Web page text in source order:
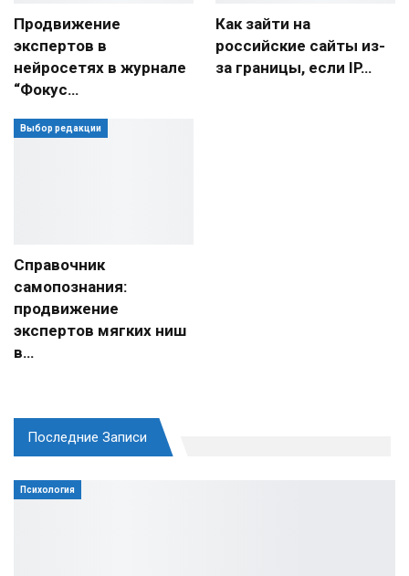
Продвижение
экспертов в
нейросетях в журнале
“Фокус…
Как зайти на
российские сайты из-
за границы, если IP…
Выбор редакции
Справочник
самопознания:
продвижение
экспертов мягких ниш
в…
Последние Записи
Психология